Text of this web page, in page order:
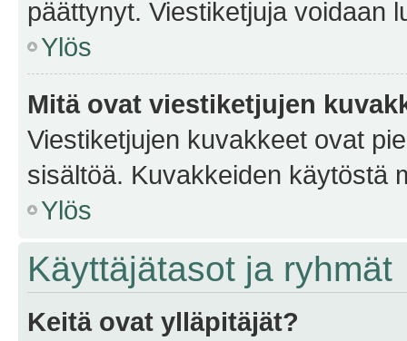
päättynyt. Viestiketjuja voidaan
Ylös
Mitä ovat viestiketjujen
Viestiketjujen kuvakkeet ovat
sisältöä. Kuvakkeiden käytöstä
Ylös
Käyttäjätasot ja ryhmät
Keitä ovat ylläpitäjät?